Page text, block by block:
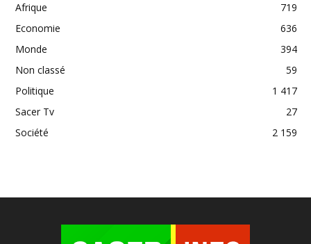
Afrique
719
Economie
636
Monde
394
Non classé
59
Politique
1 417
Sacer Tv
27
Société
2 159